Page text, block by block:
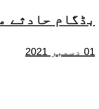
بڈگام حادثے
01 دسمبر 2021